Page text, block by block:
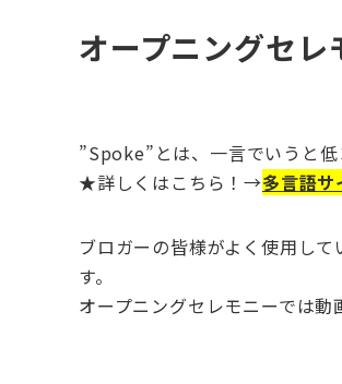
オープニングセ
”Spoke”とは、一言でいうと
★詳しくはこちら！→多言語サ
ブロガーの皆様がよく使用し
す。
オープニングセレモニーでは